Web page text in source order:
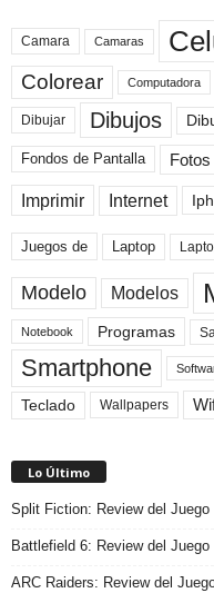
Camara Camaras
Colorear Computadora
Dibujar Dibujos
Fondos de Pantalla Fotos
Imprimir Internet
Juegos de Laptop
Modelo Modelos
Notebook Programas
Smartphone
Teclado Wallpapers
Lo Último
Split Fiction: Review del Juego
Battlefield 6: Review del Juego
ARC Raiders: Review del